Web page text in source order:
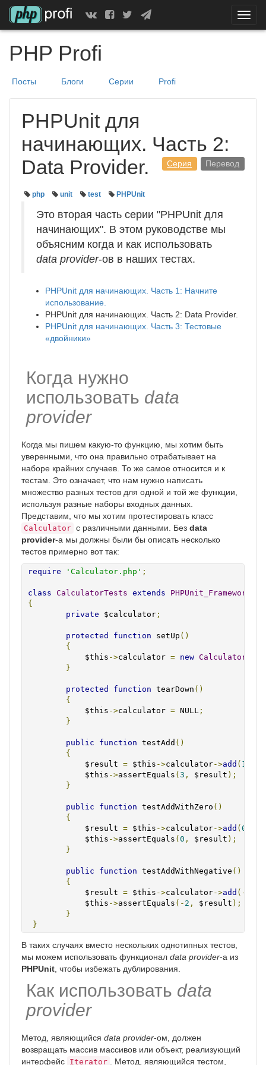
PHP Profi
Посты Блоги Серии Profi
PHPUnit для
начинающих. Часть 2:
Data Provider.
Перевод
Серия
php unit test PHPUnit
Это вторая часть серии "PHPUnit для
начинающих". В этом руководстве мы
объясним когда и как использовать
data provider-ов в наших тестах.
PHPUnit для начинающих. Часть 1: Начните
использование.
PHPUnit для начинающих. Часть 2: Data Provider.
PHPUnit для начинающих. Часть 3: Тестовые
«двойники»
Когда нужно
использовать data
provider
Когда мы пишем какую-то функцию, мы хотим быть
уверенными, что она правильно отрабатывает на
наборе крайних случаев. То же самое относится и к
тестам. Это означает, что нам нужно написать
множество разных тестов для одной и той же функции,
используя разные наборы входных данных.
Представим, что мы хотим протестировать класс
Calculator с различными данными. Без data
provider-а мы должны были бы описать несколько
тестов примерно вот так:
require 'Calculator.php' ;
class CalculatorTests extends
{
private $calculator ;
protected function setUp ()
{
            $this
->calculator = new Calculator
}
protected function tearDown ()
{
            $this
->calculator = NULL ;
}
public function testAdd ()
{
            $result
= $this ->calculator->add ( 1
            $this
->assertEquals ( 3 , $result );
}
public function testAddWithZero ()
{
            $result
= $this ->calculator->add ( 0
            $this
->assertEquals ( 0 , $result );
}
public function testAddWithNegative ()
{
            $result
= $this ->calculator->add (-
            $this
->assertEquals (- 2 , $result );
}
}
В таких случаях вместо нескольких однотипных тестов,
мы можем использовать функционал data provider-а из
PHPUnit , чтобы избежать дублирования.
Как использовать data
provider
Метод, являющийся data provider-ом, должен
возвращать массив массивов или объект, реализующий
интерфейс Iterator . Метод, являющийся тестом,